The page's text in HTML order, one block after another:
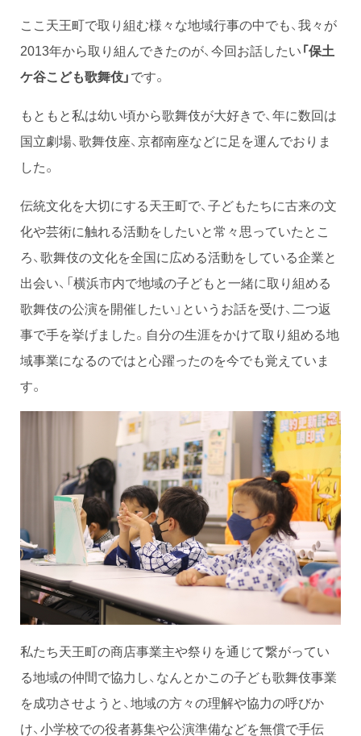
ここ天王町で取り組む様々な地域行事の中でも、我々が
2013年から取り組んできたのが、今回お話したい「保土
ケ谷こども歌舞伎」です。
もともと私は幼い頃から歌舞伎が大好きで、年に数回は
国立劇場、歌舞伎座、京都南座などに足を運んでおりま
した。
伝統文化を大切にする天王町で、子どもたちに古来の文
化や芸術に触れる活動をしたいと常々思っていたとこ
ろ、歌舞伎の文化を全国に広める活動をしている企業と
出会い、「横浜市内で地域の子どもと一緒に取り組める
歌舞伎の公演を開催したい」というお話を受け、二つ返
事で手を挙げました。自分の生涯をかけて取り組める地
域事業になるのではと心躍ったのを今でも覚えていま
す。
私たち天王町の商店事業主や祭りを通じて繋がってい
る地域の仲間で協力し、なんとかこの子ども歌舞伎事業
を成功させようと、地域の方々の理解や協力の呼びか
け、小学校での役者募集や公演準備などを無償で手伝